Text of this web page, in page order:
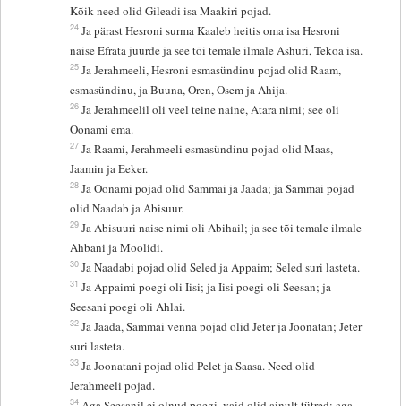
Kõik need olid Gileadi isa Maakiri pojad.
24 Ja pärast Hesroni surma Kaaleb heitis oma isa Hesroni
naise Efrata juurde ja see tõi temale ilmale Ashuri, Tekoa isa.
25 Ja Jerahmeeli, Hesroni esmasündinu pojad olid Raam,
esmasündinu, ja Buuna, Oren, Osem ja Ahija.
26 Ja Jerahmeelil oli veel teine naine, Atara nimi; see oli
Oonami ema.
27 Ja Raami, Jerahmeeli esmasündinu pojad olid Maas,
Jaamin ja Eeker.
28 Ja Oonami pojad olid Sammai ja Jaada; ja Sammai pojad
olid Naadab ja Abisuur.
29 Ja Abisuuri naise nimi oli Abihail; ja see tõi temale ilmale
Ahbani ja Moolidi.
30 Ja Naadabi pojad olid Seled ja Appaim; Seled suri lasteta.
31 Ja Appaimi poegi oli Iisi; ja Iisi poegi oli Seesan; ja
Seesani poegi oli Ahlai.
32 Ja Jaada, Sammai venna pojad olid Jeter ja Joonatan; Jeter
suri lasteta.
33 Ja Joonatani pojad olid Pelet ja Saasa. Need olid
Jerahmeeli pojad.
34